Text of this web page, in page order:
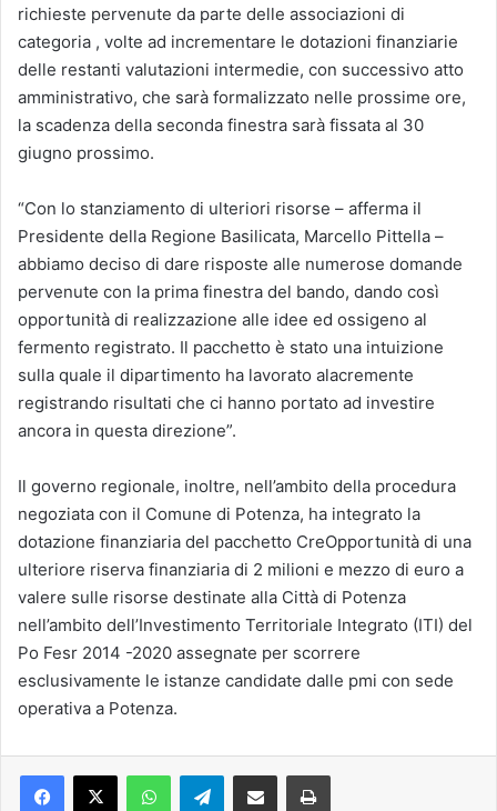
richieste pervenute da parte delle associazioni di
categoria , volte ad incrementare le dotazioni finanziarie
delle restanti valutazioni intermedie, con successivo atto
amministrativo, che sarà formalizzato nelle prossime ore,
la scadenza della seconda finestra sarà fissata al 30
giugno prossimo.
“Con lo stanziamento di ulteriori risorse – afferma il
Presidente della Regione Basilicata, Marcello Pittella –
abbiamo deciso di dare risposte alle numerose domande
pervenute con la prima finestra del bando, dando così
opportunità di realizzazione alle idee ed ossigeno al
fermento registrato. Il pacchetto è stato una intuizione
sulla quale il dipartimento ha lavorato alacremente
registrando risultati che ci hanno portato ad investire
ancora in questa direzione”.
Il governo regionale, inoltre, nell’ambito della procedura
negoziata con il Comune di Potenza, ha integrato la
dotazione finanziaria del pacchetto CreOpportunità di una
ulteriore riserva finanziaria di 2 milioni e mezzo di euro a
valere sulle risorse destinate alla Città di Potenza
nell’ambito dell’Investimento Territoriale Integrato (ITI) del
Po Fesr 2014 -2020 assegnate per scorrere
esclusivamente le istanze candidate dalle pmi con sede
operativa a Potenza.
Telegram